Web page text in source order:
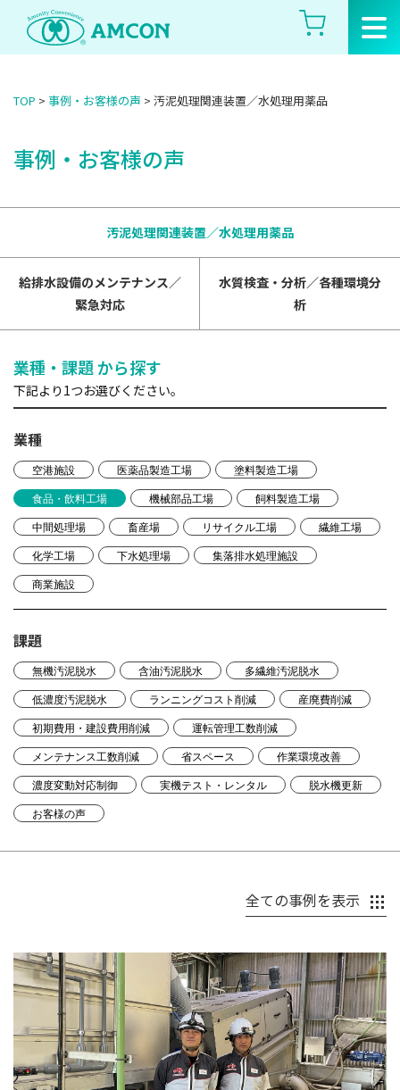
Skip
the
TOP > 事例・お客様の声 > 汚泥処理関連装置／水処理用薬品
事例・お客様の声
汚泥処理関連装置／水処理用薬品
給排水設備のメンテナンス／
緊急対応
水質検査・分析／各種環境分
析
業種・課題 から探す
下記より1つお選びください。
業種
空港施設 医薬品製造工場 塗料製造工場
食品・飲料工場 機械部品工場 飼料製造工場
中間処理場 畜産場 リサイクル工場 繊維工場
化学工場 下水処理場 集落排水処理施設
商業施設
課題
無機汚泥脱水 含油汚泥脱水 多繊維汚泥脱水
低濃度汚泥脱水 ランニングコスト削減 産廃費削減
初期費用・建設費用削減 運転管理工数削減
メンテナンス工数削減 省スペース 作業環境改善
濃度変動対応制御 実機テスト・レンタル 脱水機更新
お客様の声
全ての事例を表示